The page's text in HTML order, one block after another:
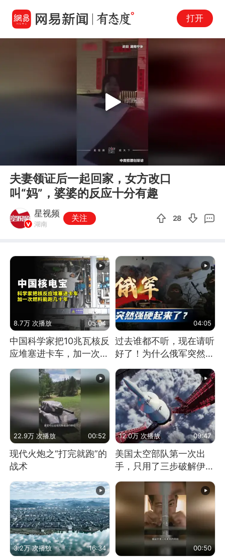
打开
Play
夫妻领证后一起回家，女方改口
叫“妈”，婆婆的反应十分有趣
星视频
湖南
关注 28
8.7万 次播放 05:04
中国科学家把10兆瓦核反
应堆塞进卡车，加一次燃
料能跑几十年
04:05
过去谁都不听，现在请听
好了！为什么俄军突然强
硬起来了？
22.9万 次播放 00:52
现代火炮之“打完就跑”的
战术
12.0万 次播放 09:47
美国太空部队第一次出
手，只用了三步破解伊朗
3.2万 次播放 16:34 00:50